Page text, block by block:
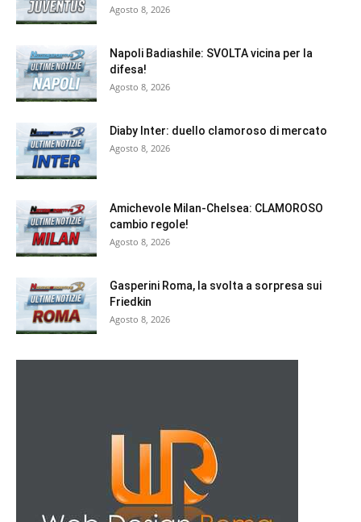
Agosto 8, 2026
Napoli Badiashile: SVOLTA vicina per la
difesa!
Agosto 8, 2026
Diaby Inter: duello clamoroso di mercato
Agosto 8, 2026
Amichevole Milan-Chelsea: CLAMOROSO
cambio regole!
Agosto 8, 2026
Gasperini Roma, la svolta a sorpresa sui
Friedkin
Agosto 8, 2026